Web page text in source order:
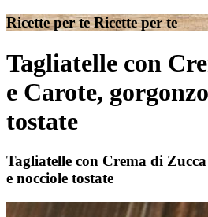
Ricette per te Ricette per te
Tagliatelle con
e Carote,
tostate
Tagliatelle con Crema di
e nocciole tostate